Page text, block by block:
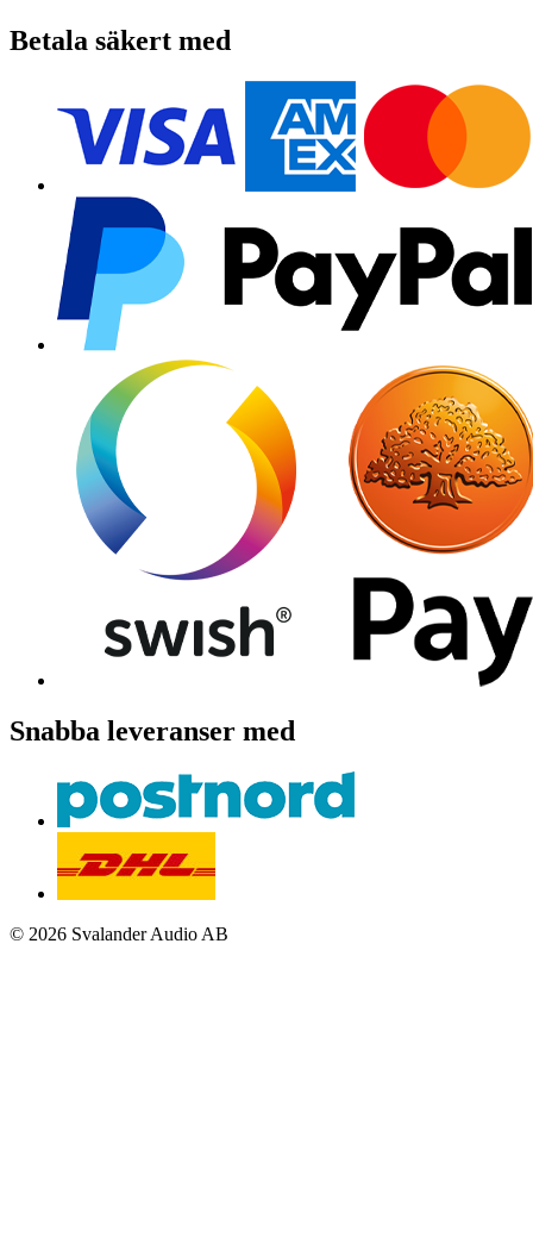
Betala säkert med
Snabba leveranser med
© 2026 Svalander Audio AB